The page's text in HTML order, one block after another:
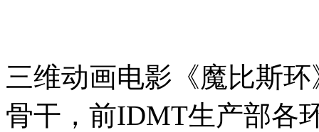
三维动画电影《魔比斯
骨干，前IDMT生产部各